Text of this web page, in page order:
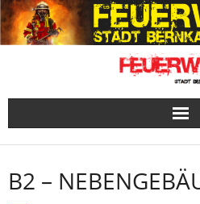
Skip
to
content
B2 –